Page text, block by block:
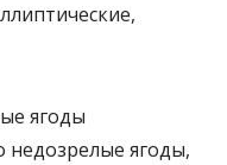
ягоды
недозрелые ягоды,